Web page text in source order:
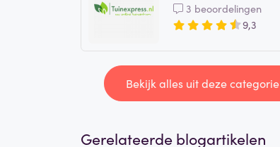
3 beoordelingen
9,3
Bekijk alles uit deze categorie
Gerelateerde blogartikelen